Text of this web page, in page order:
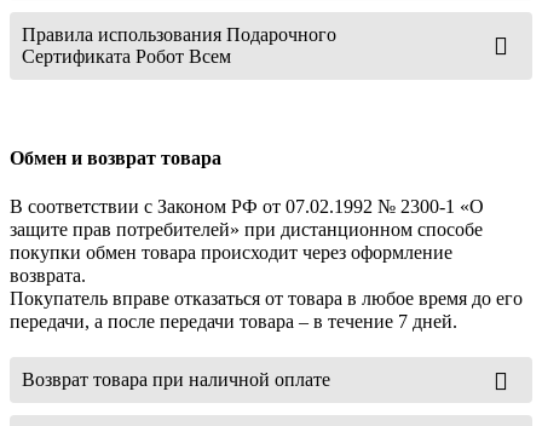
Правила использования Подарочного
Сертификата Робот Всем
Обмен и возврат товара
В соответствии с Законом РФ от 07.02.1992 № 2300-1 «О
защите прав потребителей» при дистанционном способе
покупки обмен товара происходит через оформление
возврата.
Покупатель вправе отказаться от товара в любое время до его
передачи, а после передачи товара – в течение 7 дней.
Возврат товара при наличной оплате